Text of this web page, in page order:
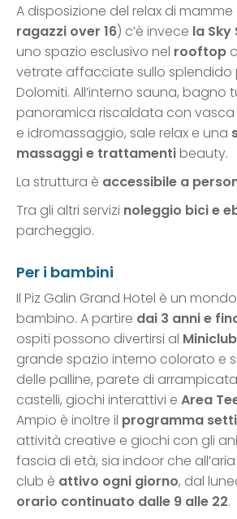
A disposizione del relax di
ragazzi over 16) c’è invece la Sky
uno spazio esclusivo nel rooftop
vetrate affacciate sullo splendido
Dolomiti. All’interno sauna, bagno
panoramica riscaldata con vasca
e idromassaggio, sale relax e una
massaggi e trattamentibeauty.
La struttura è accessibile a
Tra gli altri servizi noleggio bici e
parcheggio.
Per i bambini
Il Piz Galin Grand Hotel è un
bambino. A partire dai 3 anni e
ospiti possono divertirsi al
grande spazio interno colorato e
delle palline, parete di
castelli, giochi interattivi e Area
Ampio è inoltre il programma
attività creative e giochi con gli
fascia di età, sia indoor che
club è attivo ogni giorno, dal
orario continuato dalle 9 alle 22.